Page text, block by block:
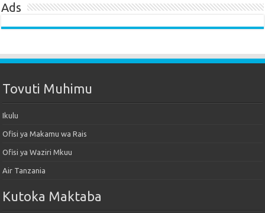
Ads
Tovuti Muhimu
Ikulu
Ofisi ya Makamu wa Rais
Ofisi ya Waziri Mkuu
Air Tanzania
Kutoka Maktaba